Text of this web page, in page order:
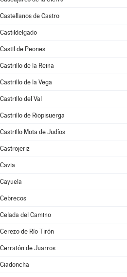
Castellanos de Castro
Castildelgado
Castil de Peones
Castrillo de la Reina
Castrillo de la Vega
Castrillo del Val
Castrillo de Riopisuerga
Castrillo Mota de Judíos
Castrojeriz
Cavia
Cayuela
Cebrecos
Celada del Camino
Cerezo de Río Tirón
Cerratón de Juarros
Ciadoncha